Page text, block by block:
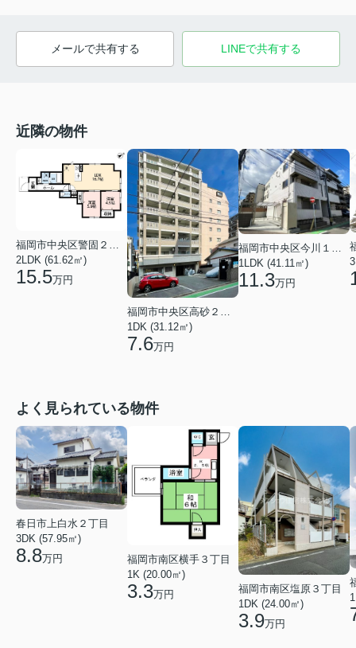
メールで共有する LINEで共有する
近隣の物件
福岡市中央区警固２丁目
2LDK (61.62㎡)
15.5万円
福岡市中央区高砂２丁目
1DK (31.12㎡)
7.6万円
福岡市中央区今川１丁目
1LDK (41.11㎡)
11.3万円
よく見られている物件
春日市上白水２丁目
3DK (57.95㎡)
8.8万円
福岡市南区横手３丁目
1K (20.00㎡)
3.3万円
福岡市南区塩原３丁目
1DK (24.00㎡)
3.9万円